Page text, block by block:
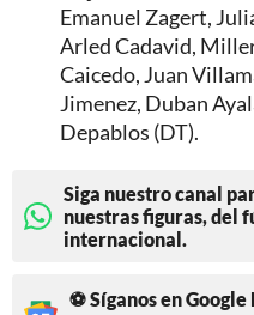
Emanuel Zagert,
Arled Cadavid,
Caicedo, Juan
Jimenez, Duban
Depablos (DT).
Siga nuestro canal
nuestras figuras, del
internacional.
⚽ Síganos en